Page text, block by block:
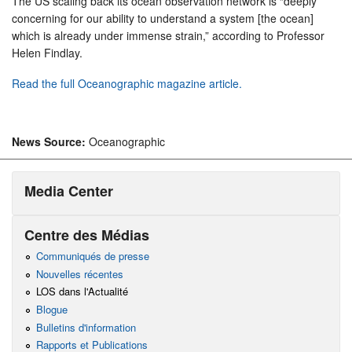
concerning for our ability to understand a system [the ocean]
which is already under immense strain,” according to Professor
Helen Findlay.
Read the full Oceanographic magazine article.
News Source: Oceanographic
Media Center
Centre des Médias
Communiqués de presse
Nouvelles récentes
LOS dans l'Actualité
Blogue
Bulletins d'information
Rapports et Publications